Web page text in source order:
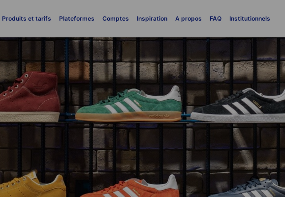
Produits et tarifs Plateformes Comptes Inspiration A propos FAQ Institutionnels